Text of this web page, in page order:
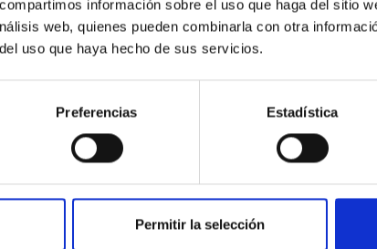
información sobre el uso que haga del sitio
web, quienes pueden combinarla con otra
uso que haya hecho de sus servicios.
Preferencias Estadística
Permitir la selección
Agosto 2026 Substellar